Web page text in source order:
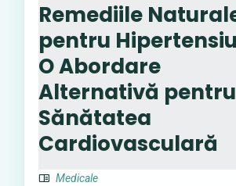
Remediile
pentru
O Abordare
Alternativă pentru
Sănătatea
Cardiovasculară
Medicale